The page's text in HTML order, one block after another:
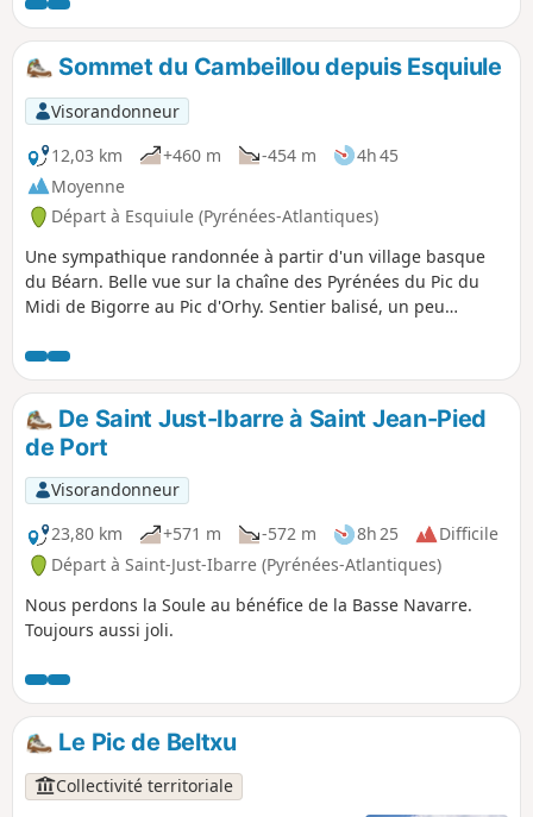
Sommet du Cambeillou depuis Esquiule
Visorandonneur
12,03 km
+460 m -454 m
4h 45
Moyenne
Départ à Esquiule (Pyrénées-Atlantiques)
Une sympathique randonnée à partir d'un village basque
du Béarn. Belle vue sur la chaîne des Pyrénées du Pic du
Midi de Bigorre au Pic d'Orhy. Sentier balisé, un peu
du parcours.
De Saint Just-Ibarre à Saint Jean-Pied
de Port
Visorandonneur
23,80 km
+571 m -572 m 8h 25
Difficile
Départ à Saint-Just-Ibarre (Pyrénées-Atlantiques)
Nous perdons la Soule au bénéfice de la Basse Navarre.
Toujours aussi joli.
Le Pic de Beltxu
Collectivité territoriale